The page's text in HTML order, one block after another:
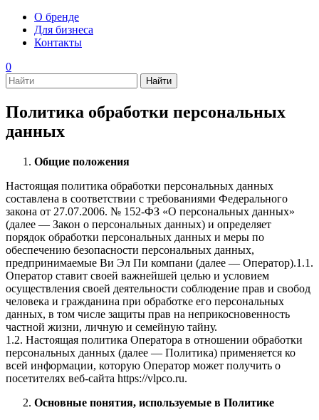
О бренде
Для бизнеса
Контакты
0
Политика обработки персональных
данных
Общие положения
Настоящая политика обработки персональных данных
составлена в соответствии с требованиями Федерального
закона от 27.07.2006. № 152-ФЗ «О персональных данных»
(далее — Закон о персональных данных) и определяет
порядок обработки персональных данных и меры по
обеспечению безопасности персональных данных,
предпринимаемые Ви Эл Пи компани (далее — Оператор).1.1.
Оператор ставит своей важнейшей целью и условием
осуществления своей деятельности соблюдение прав и свобод
человека и гражданина при обработке его персональных
данных, в том числе защиты прав на неприкосновенность
частной жизни, личную и семейную тайну.
1.2. Настоящая политика Оператора в отношении обработки
персональных данных (далее — Политика) применяется ко
всей информации, которую Оператор может получить о
посетителях веб-сайта https://vlpco.ru.
Основные понятия, используемые в Политике